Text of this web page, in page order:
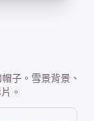
子。雪景背景、
。